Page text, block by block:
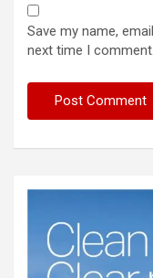
Save my name,
next time I comment.